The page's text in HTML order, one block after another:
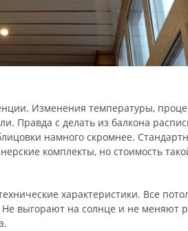
Изменения температуры,
с делать из балкона
намного скромнее.
комплекты, но стоимость
характеристики. Все
выгорают на солнце и не меняют